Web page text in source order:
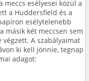
esélyesei közül a
a Huddersfield és a
esélytelenebb
másik két meccsen sem
végzett. A szabályaimat
ki kell jönnie, tegnap
adagot: